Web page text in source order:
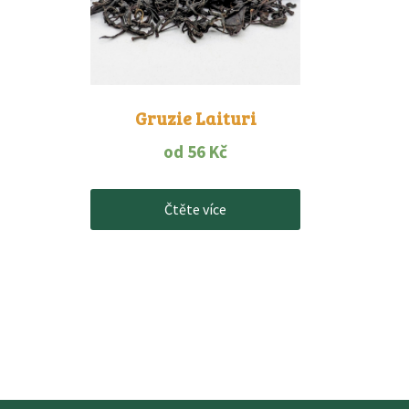
Gruzie Laituri
od 56 Kč
Čtěte více